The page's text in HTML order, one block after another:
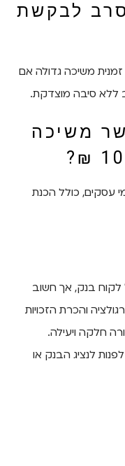
לבקשת
משיכה גדולה אם
ללא סיבה מוצדקת.
משיכה
האישור לוקח בדרך כלל 2-3 ימי עסקים, כולל הכנת
לקוח בנק, אך חשוב
והכרת הזכויות
חלקה ויעילה.
לנציג הבנק או